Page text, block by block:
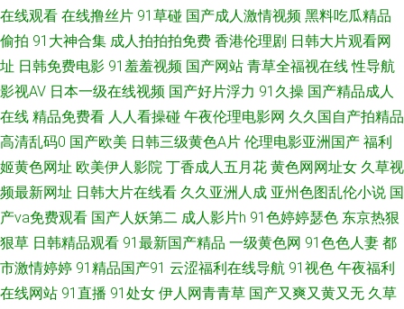
爱 国产激情do www豆花AV 91妻激情 伊人日韩无码 青青草网av黄色在线 激
情自拍第三区 不卡av影院在线观看 91美女足交麻豆 亚洲天堂视频网站 少妇
做爱 91pron资源 伊人影院婷婷久久 日韩精品黄色网址 精品福利一区二区 成
人av影院影视城 91探花免费看 91操操网站 深爱激情网开心五月天 av成人导
航版 人人射亚洲 日韩免费 久久伊人AV色天堂 69日韩成人看片 国产偷自拍
99在线 白虎白丝逼 91秦先生在线在线 91豆花在线啪啪视频 尤物视频91黄
片黑料 丝袜美女足交视频 欧美性生活 激情91在线 啊v网址 91色综合 av高潮
在线观看 在线撸丝片 91草碰 国产成人激情视频 黑料吃瓜精品
偷拍 91大神合集 成人拍拍拍免费 香港伦理剧 日韩大片观看网
址 日韩免费电影 91羞羞视频 国产网站 青草全福视在线 性导航
影视AV 日本一级在线视频 国产好片浮力 91久操 国产精品成人
在线 精品免费看 人人看操碰 午夜伦理电影网 久久国自产拍精品
高清乱码0 国产欧美 日韩三级黄色A片 伦理电影亚洲国产 福利
姬黄色网址 欧美伊人影院 丁香成人五月花 黄色网网址女 久草视
频最新网址 日韩大片在线看 久久亚洲人成 亚州色图乱伦小说 国
产va免费观看 国产人妖第二 成人影片h 91色婷婷瑟色 东京热狠
狠草 日韩精品观看 91最新国产精品 一级黄色网 91色色人妻 都
市激情婷婷 91精品国产91 云涩福利在线导航 91视色 午夜福利
在线网站 91直播 91处女 伊人网青青草 国产又爽又黄又无 久草